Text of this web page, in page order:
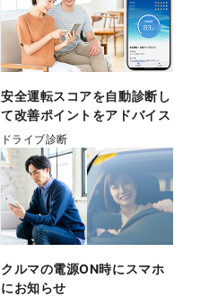
安全運転スコアを自動診断し
て改善ポイントをアドバイス
ドライブ診断
クルマの電源ON時にスマホ
にお知らせ